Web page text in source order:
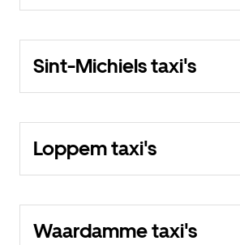
Sint-Michiels taxi's
Loppem taxi's
Waardamme taxi's